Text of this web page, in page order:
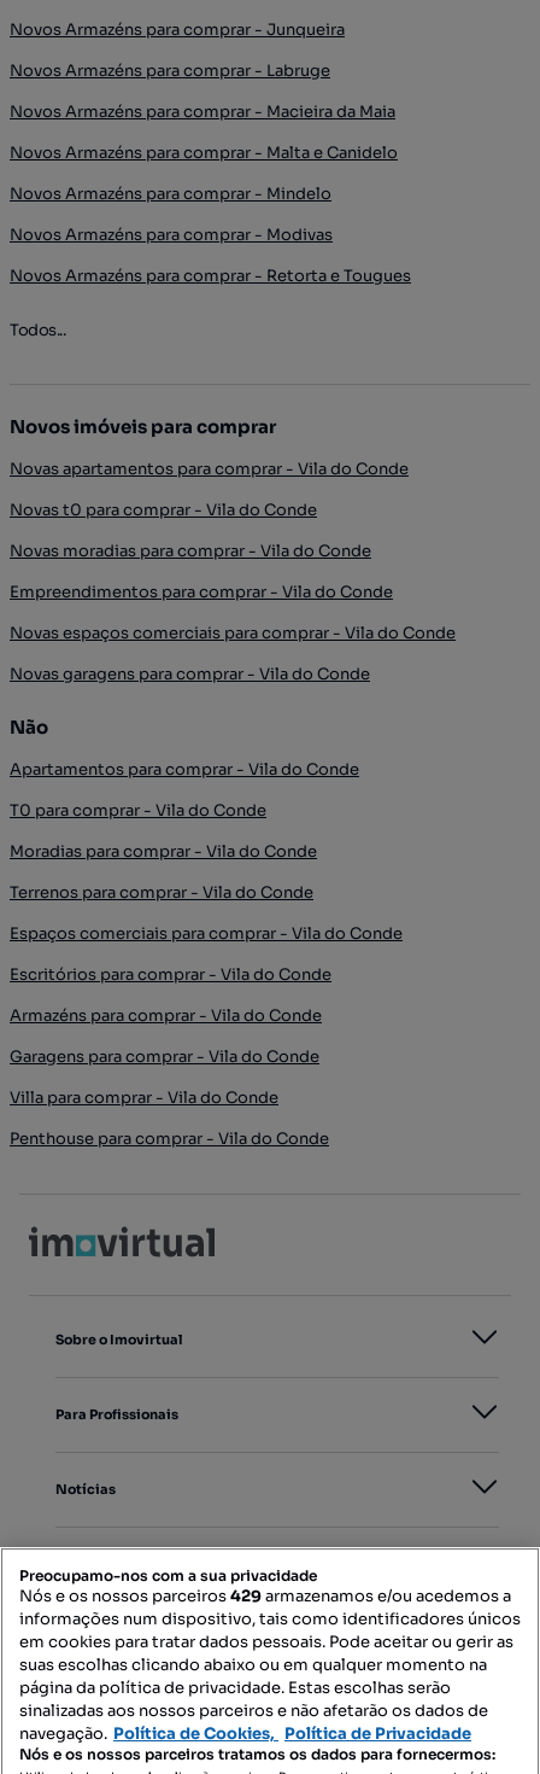
Novos Armazéns para comprar - Junqueira
Novos Armazéns para comprar - Labruge
Novos Armazéns para comprar - Macieira da Maia
Novos Armazéns para comprar - Malta e Canidelo
Novos Armazéns para comprar - Mindelo
Novos Armazéns para comprar - Modivas
Novos Armazéns para comprar - Retorta e Tougues
Todos...
Novos imóveis para comprar
Novas apartamentos para comprar - Vila do Conde
Novas t0 para comprar - Vila do Conde
Novas moradias para comprar - Vila do Conde
Empreendimentos para comprar - Vila do Conde
Novas espaços comerciais para comprar - Vila do Conde
Novas garagens para comprar - Vila do Conde
Não
Apartamentos para comprar - Vila do Conde
T0 para comprar - Vila do Conde
Moradias para comprar - Vila do Conde
Terrenos para comprar - Vila do Conde
Espaços comerciais para comprar - Vila do Conde
Escritórios para comprar - Vila do Conde
Armazéns para comprar - Vila do Conde
Garagens para comprar - Vila do Conde
Villa para comprar - Vila do Conde
Penthouse para comprar - Vila do Conde
Sobre o Imovirtual
Para Profissionais
Notícias
Mapa do Site
Contacte-nos
Preocupamo-nos com a sua privacidade
Nós e os nossos parceiros429armazenamos e/ou acedemos a
informações num dispositivo, tais como identificadores únicos
em cookies para tratar dados pessoais. Pode aceitar ou gerir as
suas escolhas clicando abaixo ou em qualquer momento na
página da política de privacidade. Estas escolhas serão
sinalizadas aos nossos parceiros e não afetarão os dados de
navegação. Política de Cookies, Política de Privacidade
Nós e os nossos parceiros tratamos os dados para fornecermos: